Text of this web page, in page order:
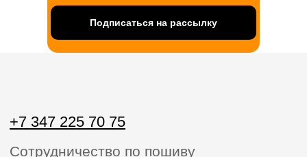
Подписаться на рассылку
ЗАКАЗАТЬ ЗВОНОК